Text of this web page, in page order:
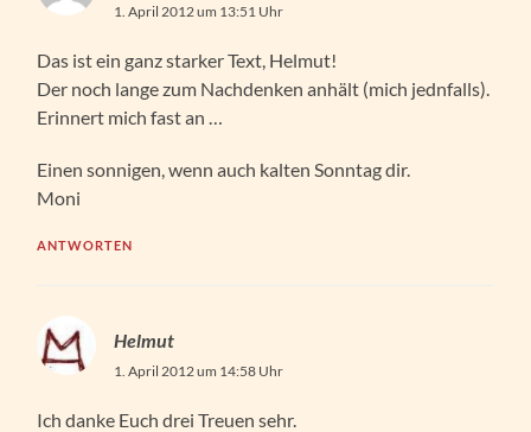
1. April 2012 um 13:51 Uhr
Das ist ein ganz starker Text, Helmut!
Der noch lange zum Nachdenken anhält (mich jednfalls).
Erinnert mich fast an …
Einen sonnigen, wenn auch kalten Sonntag dir.
Moni
ANTWORTEN
Helmut
1. April 2012 um 14:58 Uhr
Ich danke Euch drei Treuen sehr.